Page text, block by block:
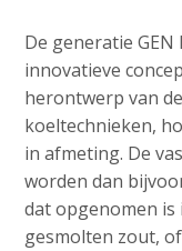
De generatie
innovatieve
herontwerp van
koeltechnieken,
in afmeting. De
worden dan
dat opgenomen is
gesmolten zout,